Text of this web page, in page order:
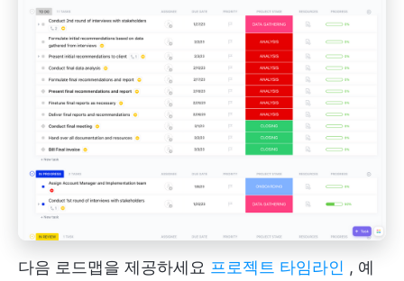
다음 로드맵을 제공하세요 프로젝트 타임라인 , 예